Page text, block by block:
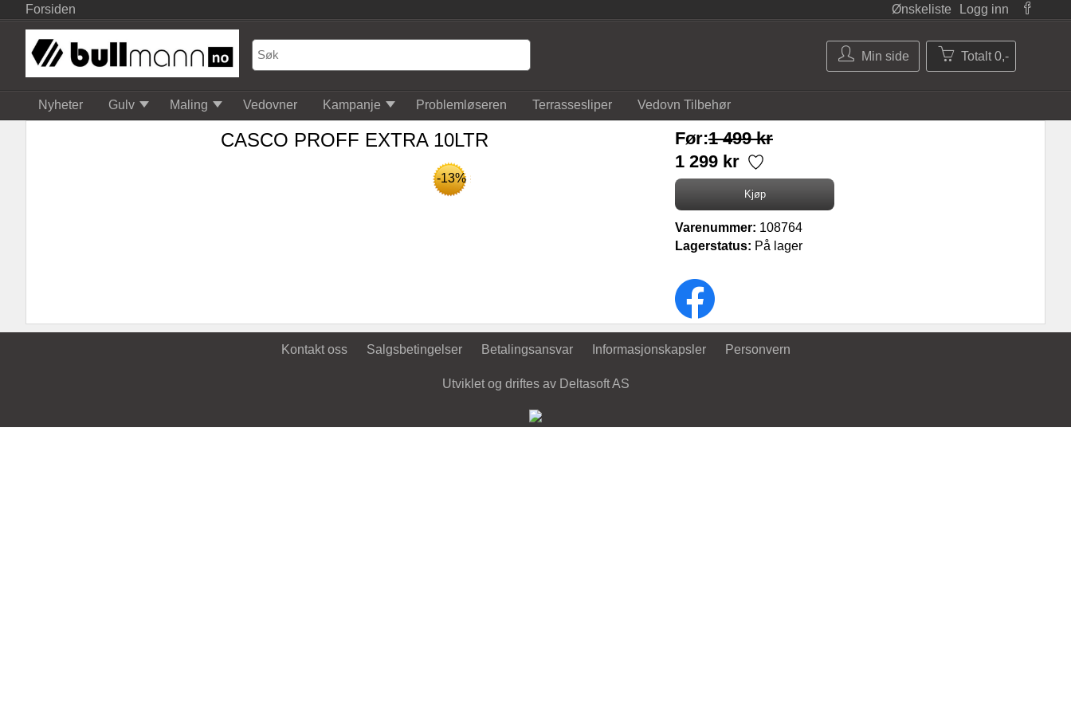
Forsiden Ønskeliste Logg inn
Min side Totalt 0,-
Nyheter Gulv Maling Vedovner Kampanje Problemløseren Terrassesliper Vedovn Tilbehør
CASCO PROFF EXTRA 10LTR
-13%
Før:1 499 kr
1 299 kr
Varenummer: 108764
Lagerstatus: På lager
Kontakt oss Salgsbetingelser Betalingsansvar Informasjonskapsler Personvern
Utviklet og driftes av Deltasoft AS